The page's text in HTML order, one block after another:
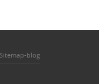
Sitemap-blog